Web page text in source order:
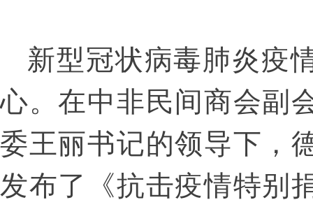
新型冠状病毒肺炎疫
心。在中非民间商会副
委王丽书记的领导下，
发布了《抗击疫情特别